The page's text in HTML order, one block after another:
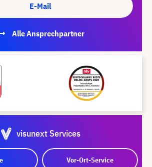
E-Mail
Alle Ansprechpartner
visunext Services
Vor-Ort-Service